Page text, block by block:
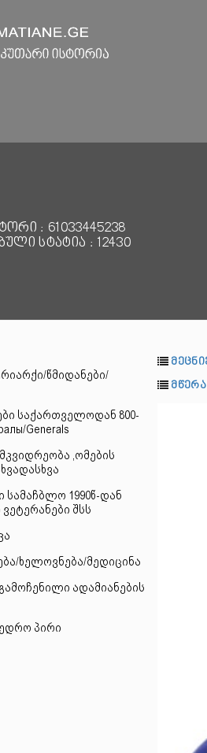
: 61033445238
სტატია : 12430
წმიდანები/
საქართველოდან 800-
Generals
,ომების
სამაჩბლო 1990წ-დან
შსს
ხელოვნება/მედიცინა
ადამიანების
პირი